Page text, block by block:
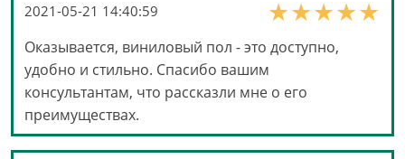
2021-05-21 14:40:59
Оказывается, виниловый пол - это доступно,
удобно и стильно. Спасибо вашим
консультантам, что рассказли мне о его
преимуществах.